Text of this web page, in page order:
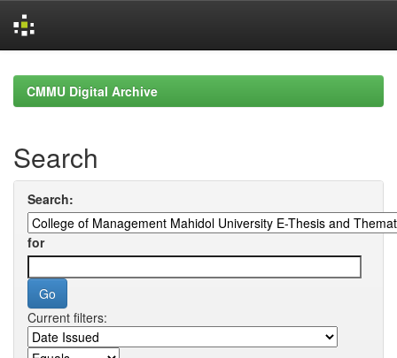
navigationCMMU Digital Archive
Search
Search:
for
Current filters: